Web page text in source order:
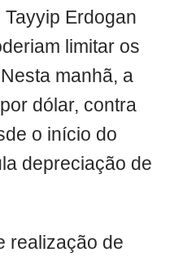
Erdogan
limitar os
manhã, a
dólar, contra
o início do
depreciação de
realização de